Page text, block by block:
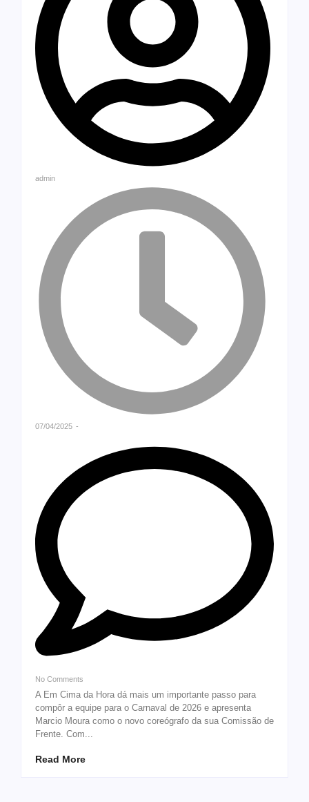
admin
07/04/2025 -
No Comments
A Em Cima da Hora dá mais um importante passo para
compôr a equipe para o Carnaval de 2026 e apresenta
Marcio Moura como o novo coreógrafo da sua Comissão de
Frente. Com...
Read More